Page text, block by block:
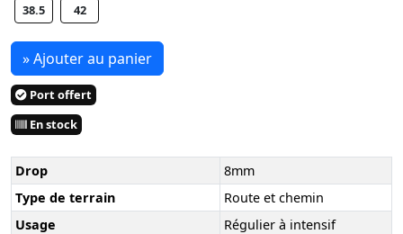
38.5 42
» Ajouter au panier
Port offert
En stock
Drop
8mm
Type de terrain
Route et chemin
Usage
Régulier à intensif